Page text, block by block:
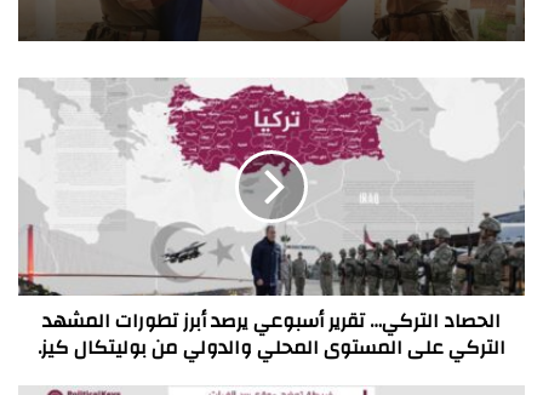
الحصاد
التركي…
تقرير
أسبوعي
يرصد
أبرز
تطورات
المشهد
التركي
على
المستوى
المحلي
الحصاد التركي… تقرير أسبوعي يرصد أبرز تطورات المشهد
التركي على المستوى المحلي والدولي من بوليتكال كيز.